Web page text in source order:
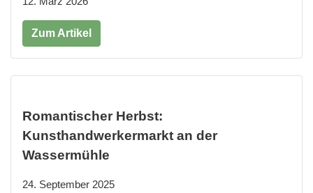
Zum Artikel
Romantischer Herbst:
Kunsthandwerkermarkt an der
Wassermühle
24. September 2025